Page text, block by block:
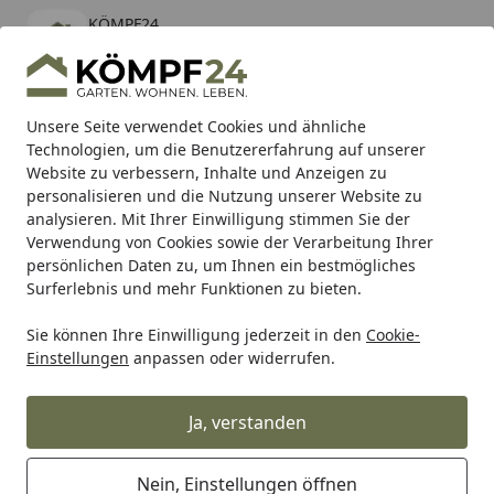
Unsere Seite verwendet Cookies und ähnliche
Technologien, um die Benutzererfahrung auf unserer
Website zu verbessern, Inhalte und Anzeigen zu
personalisieren und die Nutzung unserer Website zu
analysieren. Mit Ihrer Einwilligung stimmen Sie der
Verwendung von Cookies sowie der Verarbeitung Ihrer
persönlichen Daten zu, um Ihnen ein bestmögliches
Surferlebnis und mehr Funktionen zu bieten.
Sie können Ihre Einwilligung jederzeit in den Cookie-
Einstellungen anpassen oder widerrufen.
Ja, verstanden
Nein, Einstellungen öffnen
KÖMPF24
kostenlos - Im App Store
Hotline
Alle Produkte
Mein Konto
Suchen
Karibu Pools inkl. gratis Sandfilteranlage & Pool-
Starterset (Gesamtwert bis 468,99€)
Startseite
Grill Weber Ersatzteil MFLD/VLV ASSY 50MB 3B SPLR SP24
Weber Ersatzteil MFLD/VLV ASSY
50MB 3B SPLR SP24 BB (2401714)